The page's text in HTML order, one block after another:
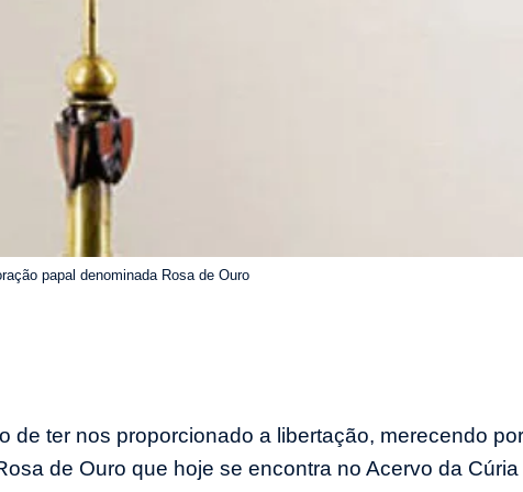
papal denominada Rosa de Ouro
de ter nos proporcionado a libertação, merecendo por
de Ouro que hoje se encontra no Acervo da Cúria